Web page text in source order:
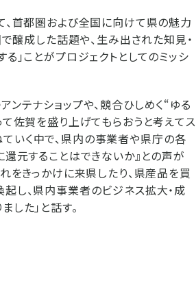
、首都圏および全国に向けて県の魅力
醸成した話題や、生み出された知見・
」ことがプロジェクトとしてのミッシ
テナショップや、競合ひしめく“ゆる
佐賀を盛り上げてもらおうと考えてス
ていく中で、県内の事業者や県庁の各
元することはできないか』との声が
をきっかけに来県したり、県産品を買
し、県内事業者のビジネス拡大・成
た」と話す。